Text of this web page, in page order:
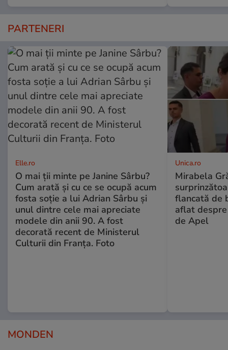
PARTENERI
Elle.ro
O mai ții minte pe Janine Sârbu?
Cum arată și cu ce se ocupă acum
fosta soție a lui Adrian Sârbu și
unul dintre cele mai apreciate
modele din anii 90. A fost
decorată recent de Ministerul
Culturii din Franța. Foto
Unica.ro
Mirabela
flancată de
aflat
de Apel
MONDEN